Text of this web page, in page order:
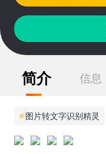
简介 信息
# 图片转文字识别精灵